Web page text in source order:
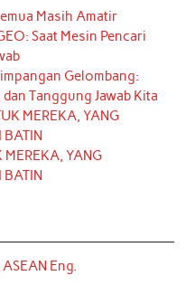
Masih Amatir
Saat Mesin Pencari
Gelombang:
Tanggung Jawab Kita
MEREKA, YANG
BATIN
MEREKA, YANG
BATIN
Eng.